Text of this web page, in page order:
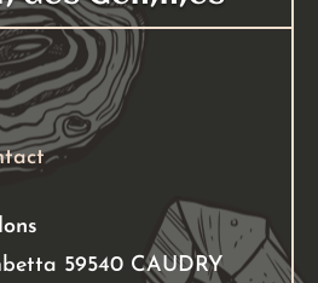
la
page
du
produit
59540 CAUDRY